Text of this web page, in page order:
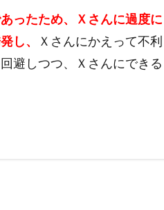
ったため、
Ｘさんに過度に
し、
Ｘさんにかえって不利
避しつつ、
Ｘさんにできる